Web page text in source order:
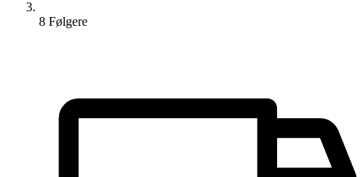
8 Følgere